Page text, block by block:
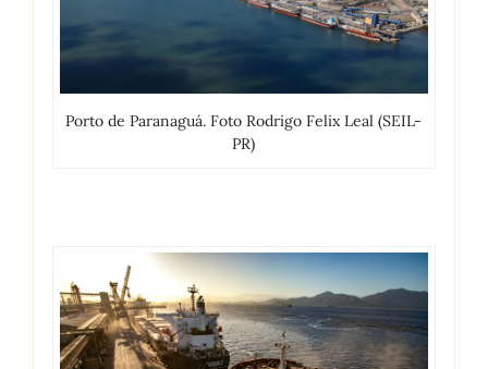
Porto de Paranaguá. Foto Rodrigo Felix Leal (SEIL-
PR)